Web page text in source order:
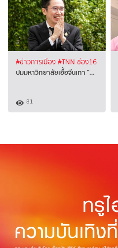
#ข่าวการเมือง#TNN ช่อง16
ปมมหาวิทยาลัยเอื้อจีนเทา "…
81